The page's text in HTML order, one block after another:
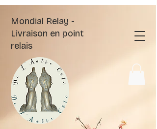
Mondial Relay -
Livraison en point
relais